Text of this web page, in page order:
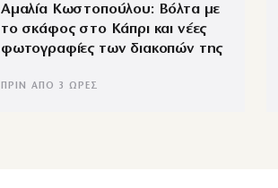
Αμαλία Κωστοπούλου: Βόλτα με
το σκάφος στο Κάπρι και νέες
φωτογραφίες των διακοπών της
ΠΡΙΝ ΑΠΌ 3 ΏΡΕΣ